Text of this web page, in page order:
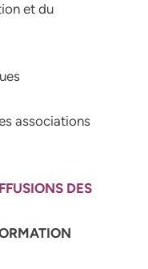
et du
associations
DES